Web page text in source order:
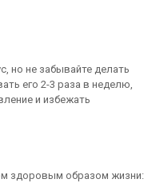
но не забывайте делать
его 2-3 раза в неделю,
и избежать
здоровым образом жизни: